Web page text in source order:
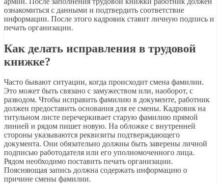
ознакомиться с данными и подтвердить соответствие
информации. После этого кадровик ставит личную подпись и
печать организации.
Как делать исправления в трудовой
книжке?
Часто бывают ситуации, когда происходит смена фамилии.
Это может быть связано с замужеством или, наоборот, с
разводом. Чтобы исправить фамилию в документе, работник
должен предоставить основания для ее смены. Кадровик на
титульном листе перечеркивает старую фамилию прямой
линией и рядом пишет новую. На обложке с внутренней
стороны указываются реквизиты подтверждающего
документа. Они обязательно должны быть заверены личной
подписью работодателя или его уполномоченного лица.
Рядом необходимо поставить печать организации.
Поясняющая запись должна содержать информацию о
причине смены фамилии.